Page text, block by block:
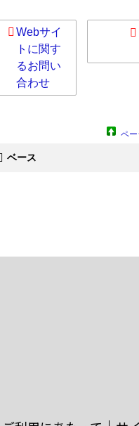
Webサイ
トに関す
るお問い
合わせ
ペ
ベース